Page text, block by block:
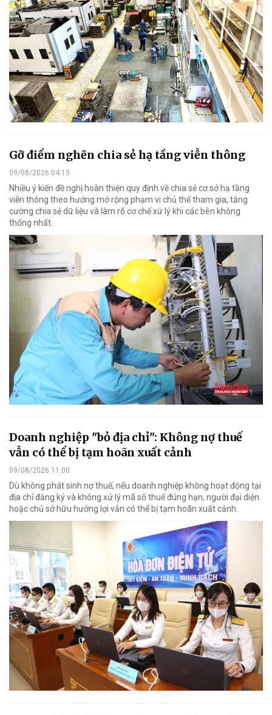
Gỡ điểm nghẽn chia sẻ hạ tầng viễn thông
09/08/2026 04:15
Nhiều ý kiến đề nghị hoàn thiện quy định về chia sẻ cơ sở hạ tầng
viễn thông theo hướng mở rộng phạm vi chủ thể tham gia, tăng
cường chia sẻ dữ liệu và làm rõ cơ chế xử lý khi các bên không
thống nhất.
Doanh nghiệp "bỏ địa chỉ": Không nợ thuế
vẫn có thể bị tạm hoãn xuất cảnh
09/08/2026 11:00
Dù không phát sinh nợ thuế, nếu doanh nghiệp không hoạt động tại
địa chỉ đăng ký và không xử lý mã số thuế đúng hạn, người đại diện
hoặc chủ sở hữu hưởng lợi vẫn có thể bị tạm hoãn xuất cảnh.